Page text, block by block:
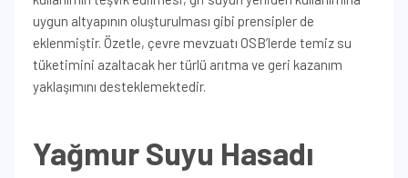
uygun altyapının oluşturulması gibi prensipler de
eklenmiştir. Özetle, çevre mevzuatı OSB’lerde temiz su
tüketimini azaltacak her türlü arıtma ve geri kazanım
yaklaşımını desteklemektedir.
Yağmur Suyu Hasadı